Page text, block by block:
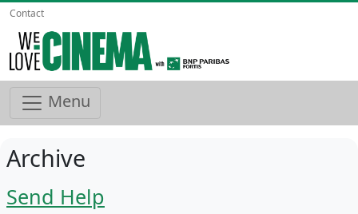
Contact
Menu
Archive
Send Help